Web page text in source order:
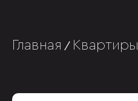
Главная / Квартиры